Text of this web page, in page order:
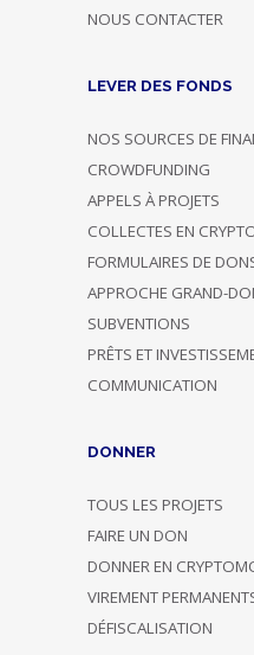
NOUS CONTACTER
LEVER DES FONDS
NOS SOURCES DE
CROWDFUNDING
APPELS À PROJETS
COLLECTES EN
FORMULAIRES DE
APPROCHE GRAND-
SUBVENTIONS
PRÊTS ET
COMMUNICATION
DONNER
TOUS LES PROJETS
FAIRE UN DON
DONNER EN
VIREMENT
DÉFISCALISATION